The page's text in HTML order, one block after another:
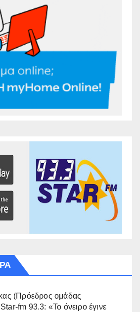
(Πρόεδρος ομάδας
fm 93.3: «Το όνειρο έγινε